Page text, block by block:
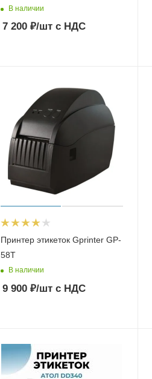
В наличии
7 200 ₽/шт с НДС
Принтер этикеток Gprinter GP-
58T
В наличии
9 900 ₽/шт с НДС